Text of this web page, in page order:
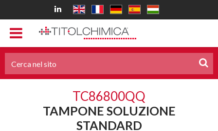
TC86800QQ
TAMPONE SOLUZIONE
STANDARD